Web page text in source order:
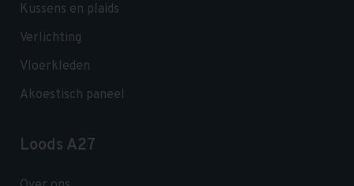
Kussens en plaids
Verlichting
Vloerkleden
Akoestisch paneel
Loods A27